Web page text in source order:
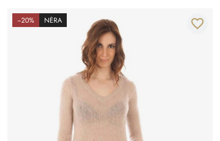
−20% NĖRA favorite_border